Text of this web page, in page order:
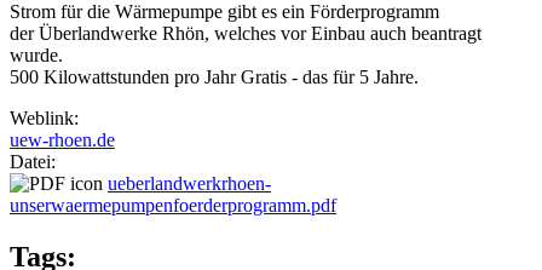
Strom für die Wärmepumpe gibt es ein Förderprogramm
der Überlandwerke Rhön, welches vor Einbau auch beantragt
wurde.
500 Kilowattstunden pro Jahr Gratis - das für 5 Jahre.
Weblink:
uew-rhoen.de
Datei:
ueberlandwerkrhoen-
unserwaermepumpenfoerderprogramm.pdf
Tags: